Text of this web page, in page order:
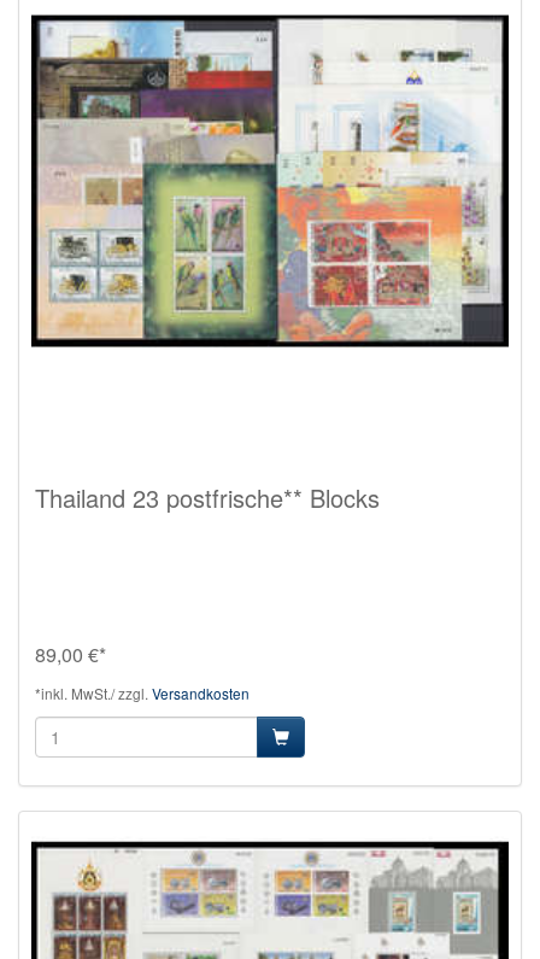
Thailand 23 postfrische** Blocks
89,00 €*
*inkl. MwSt./ zzgl. Versandkosten